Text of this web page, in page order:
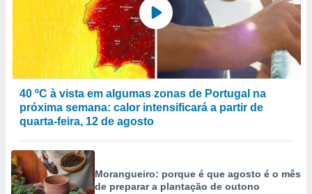
40 ºC à vista em algumas zonas de Portugal na
próxima semana: calor intensificará a partir de
quarta-feira, 12 de agosto
Morangueiro: porque é que agosto é o mês
de preparar a plantação de outono